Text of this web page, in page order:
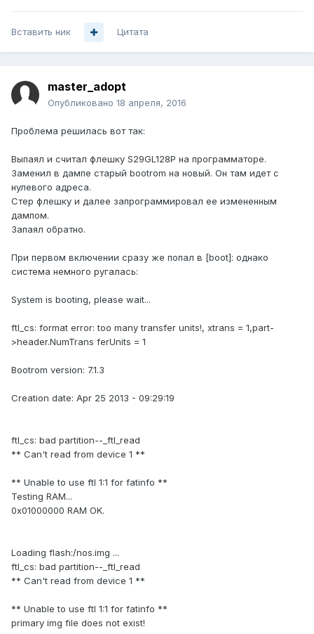
Вставить ник Цитата
master_adopt
Опубликовано 18 апреля, 2016
Проблема решилась вот так:
Выпаял и считал флешку S29GL128P на программаторе.
Заменил в дампе старый bootrom на новый. Он там идет с
нулевого адреса.
Стер флешку и далее запрограммировал ее измененным
дампом.
Запаял обратно.
При первом включении сразу же попал в [boot]: однако
система немного ругалась:
System is booting, please wait...
ftl_cs: format error: too many transfer units!, xtrans = 1,part-
>header.NumTrans ferUnits = 1
Bootrom version: 7.1.3
Creation date: Apr 25 2013 - 09:29:19
ftl_cs: bad partition--_ftl_read
** Can't read from device 1 **
** Unable to use ftl 1:1 for fatinfo **
Testing RAM...
0x01000000 RAM OK.
Loading flash:/nos.img ...
ftl_cs: bad partition--_ftl_read
** Can't read from device 1 **
** Unable to use ftl 1:1 for fatinfo **
primary img file does not exist!